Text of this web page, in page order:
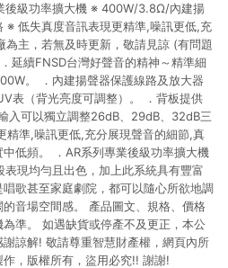
則不符合贈點資格。 (4) 如
饋網、Google等其他網頁、或
為App都將會造成追蹤中斷而
如顯示之商品規格、顏色、價
不符，以銷售網頁標示為準。
灣樂天回饋規定，逾期訂單將
樂天市場保有更改條款與法律
網站公告為準。
後級功率擴大機 ※ 400W/3.8Ω/內建揚
※ 低失真度音訊表現更精準,噪訊更低,充
主，若無及時更新，敬請見諒 (有問題
延續FNSD台灣好聲音的精神～精準細
。 ．內建揚聲器保護線路及放大器
表（背光亮度可調整）。 ．背板提供
入可以獨立調整26dB、29dB、32dB三
精準,噪訊更低,充分展現聲音的細節,真
低頻。 ．AR系列專業後級功率擴大機
現均勻且出色，加上此系統具有豐富
歌甚至家庭劇院，都可以隨心所欲地調
音場空間感。 產品圖文、規格、價格
準。 如遇缺貨或停產不及更正，本公
諒解! 敬請尊重智慧財產權，網頁內所
，版權所有，盜用必究!! 謝謝!